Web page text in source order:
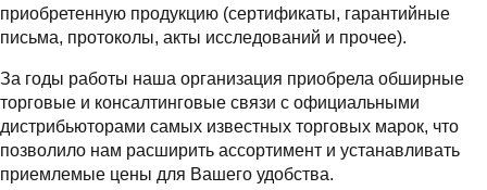
приобретенную продукцию (сертификаты, гарантийные
письма, протоколы, акты исследований и прочее).
За годы работы наша организация приобрела обширные
торговые и консалтинговые связи с официальными
дистрибьюторами самых известных торговых марок, что
позволило нам расширить ассортимент и устанавливать
приемлемые цены для Вашего удобства.